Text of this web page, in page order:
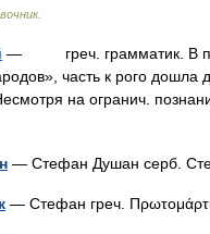
— греч. грамматик. В
часть к рого дошла
на огранич.
— Стефан Душан серб.
— Стефан греч.